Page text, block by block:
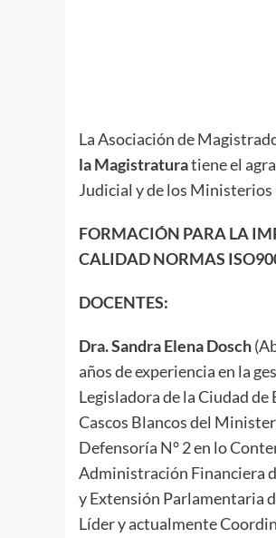
La Asociación de
la Magistraturatiene el
Judicial y de los
FORMACIÓN PARA LA
CALIDAD NORMAS
DOCENTES:
Dra. Sandra Elena Dosch
años de experiencia en la
Legisladora de la Ciudad
Cascos Blancos del
Defensoría N° 2 en lo
Administración Financiera
y Extensión Parlamentaria
Líder y actualmente